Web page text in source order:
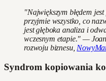
"Największym błędem
przyjmie wszystko, co
jest głęboka analiza i
wczesnym etapie." —
rozwoju biznesu,
Syndrom kopiowania